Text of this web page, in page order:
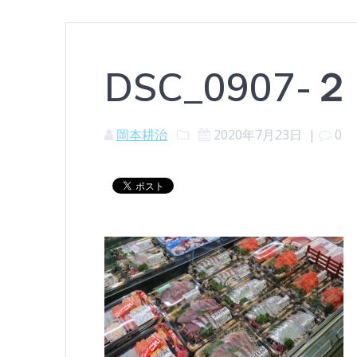
DSC_0907-
岡本耕治 2020年7月23日 | 0